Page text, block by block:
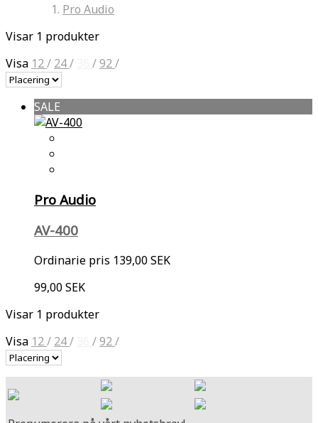
Pro Audio
Visar 1 produkter
Visa 12/ 24/ /92/
SALE
Pro Audio
AV-400
Ordinarie pris 139,00 SEK
99,00 SEK
Visar 1 produkter
Visa 12/ 24/ /92/